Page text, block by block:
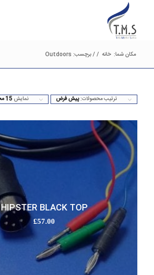
مکان شما: خانه /
/برچسب: Outdoors
ترتیب محصولات:پیش فرض نمایش 15 محصول در هر صفحه
HIPSTER BLACK TOP
£57.00